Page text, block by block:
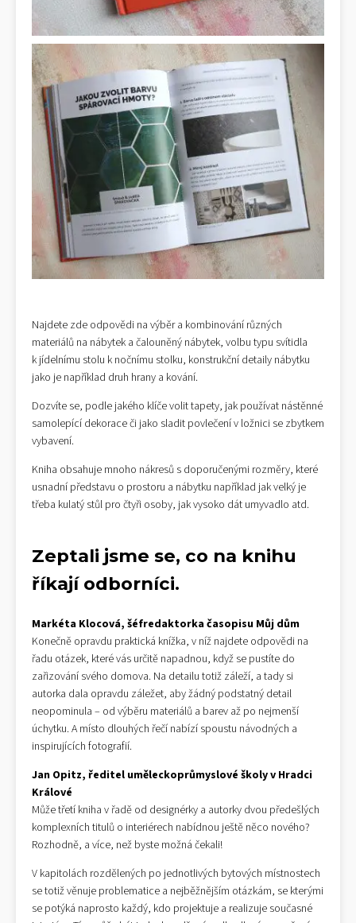
Najdete zde odpovědi na výběr a kombinování různých
materiálů na nábytek a čalouněný nábytek, volbu typu svítidla
k jídelnímu stolu k nočnímu stolku, konstrukční detaily nábytku
jako je například druh hrany a kování.
Dozvíte se, podle jakého klíče volit tapety, jak používat nástěnné
samolepící dekorace či jako sladit povlečení v ložnici se zbytkem
vybavení.
Kniha obsahuje mnoho nákresů s doporučenými rozměry, které
usnadní představu o prostoru a nábytku například jak velký je
třeba kulatý stůl pro čtyři osoby, jak vysoko dát umyvadlo atd.
Zeptali jsme se, co na knihu
říkají odborníci.
Markéta Klocová, šéfredaktorka časopisu Můj dům
Konečně opravdu praktická knížka, v níž najdete odpovědi na
řadu otázek, které vás určitě napadnou, když se pustíte do
zařizování svého domova. Na detailu totiž záleží, a tady si
autorka dala opravdu záležet, aby žádný podstatný detail
neopominula – od výběru materiálů a barev až po nejmenší
úchytku. A místo dlouhých řečí nabízí spoustu návodných a
inspirujících fotografií.
Jan Opitz, ředitel uměleckoprůmyslové školy v Hradci
Králové
Může třetí kniha v řadě od designérky a autorky dvou předešlých
komplexních titulů o interiérech nabídnou ještě něco nového?
Rozhodně, a více, než byste možná čekali!
V kapitolách rozdělených po jednotlivých bytových místnostech
se totiž věnuje problematice a nejběžnějším otázkám, se kterými
se potýká naprosto každý, kdo projektuje a realizuje současné